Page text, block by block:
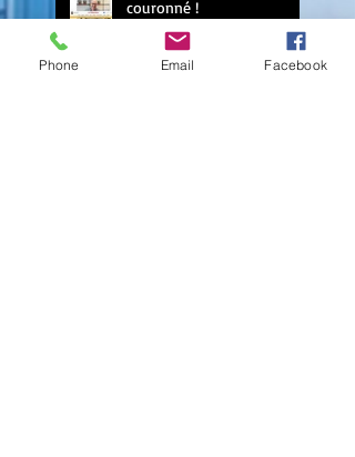
couronné !
Phone Email Facebook